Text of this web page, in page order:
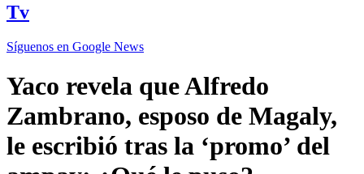
Tv
Síguenos en Google News
Yaco revela que Alfredo
Zambrano, esposo de Magaly,
le escribió tras la ‘promo’ del